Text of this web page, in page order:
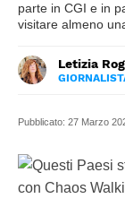
parte in CGI e in
visitare almeno
Letizia
INSTAGRAM
sempre.
Pubblicato: 27 Marzo